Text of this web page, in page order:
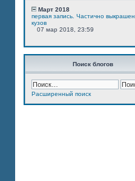
Март 2018
первая запись. Частично выкрашен
кузов
07 мар 2018, 23:59
Поиск блогов
Расширенный поиск